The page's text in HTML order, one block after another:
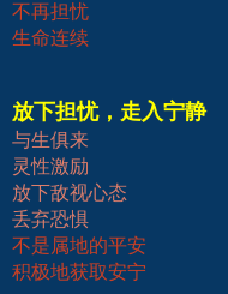
不再担忧
生命连续
放下担忧，走入宁静
与生俱来
灵性激励
放下敌视心态
丢弃恐惧
不是属地的平安
积极地获取安宁